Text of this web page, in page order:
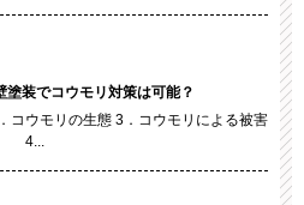
塗装でコウモリ対策は可能？
コウモリの生態 3．コウモリによる被害
4...